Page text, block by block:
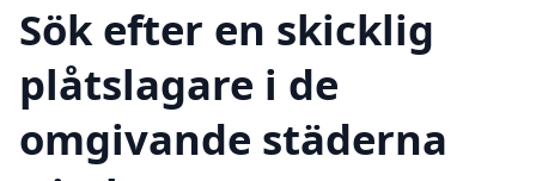
Sök efter en skicklig
plåtslagare i de
omgivande städerna